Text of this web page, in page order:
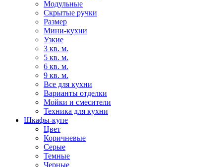
Модульные
Скрытые ручки
Размер
Мини-кухни
Узкие
3 кв. м.
5 кв. м.
6 кв. м.
9 кв. м.
Все для кухни
Варианты отделки
Мойки и смесители
Техника для кухни
Шкафы-купе
Цвет
Коричневые
Серые
Темные
Черные